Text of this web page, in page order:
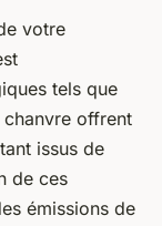
votre
tels que
offrent
issus de
de ces
émissions de